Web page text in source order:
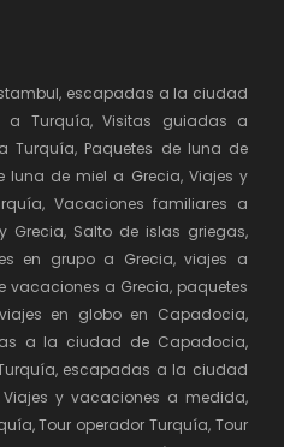
escapadas a la ciudad
a Turquía, Visitas guiadas a
Turquía, Paquetes de luna de
luna de miel a Grecia, Viajes y
Vacaciones familiares a
Grecia, Salto de islas griegas,
en grupo a Grecia, viajes a
vacaciones a Grecia, paquetes
en globo en Capadocia,
a la ciudad de Capadocia,
escapadas a la ciudad
y vacaciones a medida,
Tour operador Turquía, Tour